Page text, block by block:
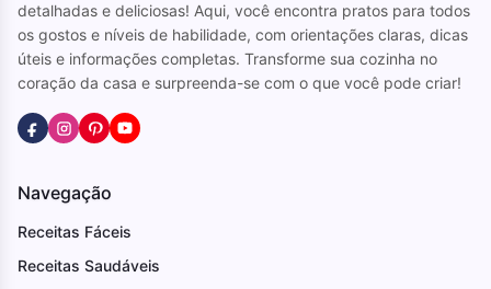
detalhadas e deliciosas! Aqui, você encontra pratos para todos
os gostos e níveis de habilidade, com orientações claras, dicas
úteis e informações completas. Transforme sua cozinha no
coração da casa e surpreenda-se com o que você pode criar!
Navegação
Receitas Fáceis
Receitas Saudáveis